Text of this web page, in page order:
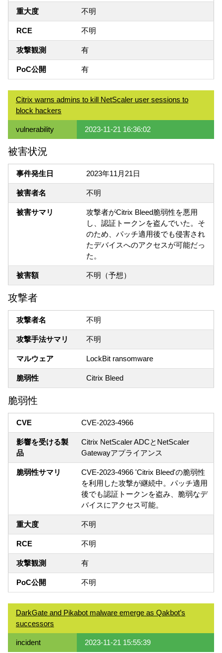
重大度 不明
RCE 不明
攻撃観測 有
PoC公開 有
Citrix warns admins to kill NetScaler user sessions to
block hackers
vulnerability 2023-11-21 16:36:02
被害状況
事件発生日 2023年11月21日
被害者名 不明
被害サマリ
攻撃者がCitrix Bleed脆弱性を悪用
し、認証トークンを盗んでいた。そ
のため、パッチ適用後でも侵害され
たデバイスへのアクセスが可能だっ
た。
被害額 不明（予想）
攻撃者
攻撃者名 不明
攻撃手法サマリ 不明
マルウェア LockBit ransomware
脆弱性 Citrix Bleed
脆弱性
CVE CVE-2023-4966
影響を受ける製
品
Citrix NetScaler ADCとNetScaler
Gatewayアプライアンス
脆弱性サマリ
CVE-2023-4966 'Citrix Bleed'の脆弱性
を利用した攻撃が継続中。パッチ適用
後でも認証トークンを盗み、脆弱なデ
バイスにアクセス可能。
重大度 不明
RCE 不明
攻撃観測 有
PoC公開 不明
DarkGate and Pikabot malware emerge as Qakbot’s
successors
incident 2023-11-21 15:55:39